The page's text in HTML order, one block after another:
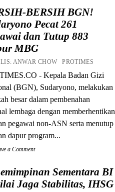
BERSIH BGN!
Pecat 261
dan Tutup 883
MBG
ANWAR CHOW PROTIMES
- Kepala Badan Gizi
(BGN), Sudaryono, melakukan
besar dalam pembenahan
lembaga dengan memberhentikan
pegawai non-ASN serta menutup
dapur program...
a Comment
Sementara BI
Jaga Stabilitas, IHSG